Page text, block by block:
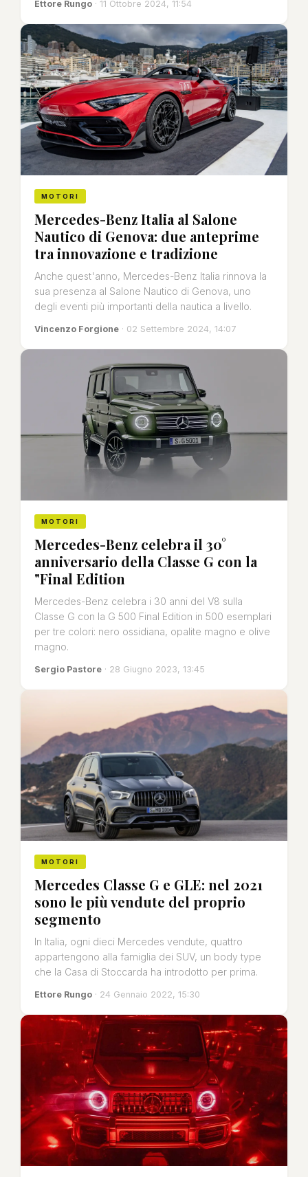
Ettore Rungo · 11 Ottobre 2024, 11:54
MOTORI
Mercedes-Benz Italia al Salone
Nautico di Genova: due anteprime
tra innovazione e tradizione
Anche quest'anno, Mercedes-Benz Italia rinnova la
sua presenza al Salone Nautico di Genova, uno
degli eventi più importanti della nautica a livello.
Vincenzo Forgione · 02 Settembre 2024, 14:07
MOTORI
Mercedes-Benz celebra il 30°
anniversario della Classe G con la
"Final Edition
Mercedes-Benz celebra i 30 anni del V8 sulla
Classe G con la G 500 Final Edition in 500 esemplari
per tre colori: nero ossidiana, opalite magno e olive
magno.
Sergio Pastore · 28 Giugno 2023, 13:45
MOTORI
Mercedes Classe G e GLE: nel 2021
sono le più vendute del proprio
segmento
In Italia, ogni dieci Mercedes vendute, quattro
appartengono alla famiglia dei SUV, un body type
che la Casa di Stoccarda ha introdotto per prima.
Ettore Rungo · 24 Gennaio 2022, 15:30